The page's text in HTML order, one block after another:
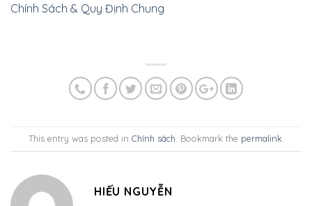
Chính Sách & Quy Định Chung
This entry was posted in Chính sách . Bookmark the permalink
HIẾU NGUYỄN